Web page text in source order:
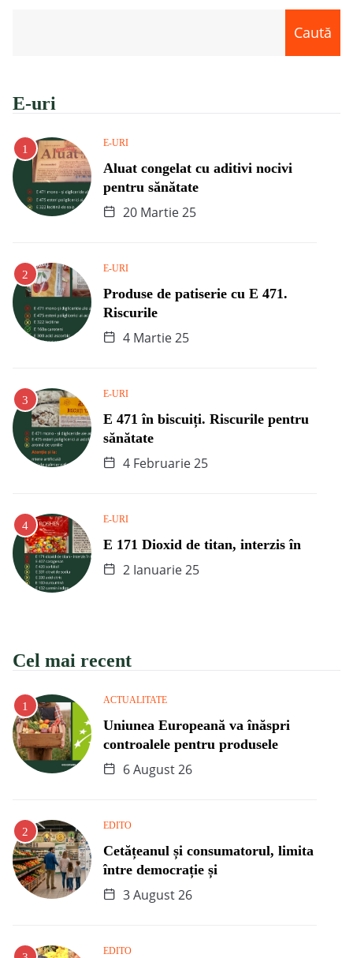
Caută
E-uri
E-URI
Aluat congelat cu aditivi nocivi
pentru sănătate
20 Martie 25
E-URI
Produse de patiserie cu E 471.
Riscurile
4 Martie 25
E-URI
E 471 în biscuiți. Riscurile pentru
sănătate
4 Februarie 25
E-URI
E 171 Dioxid de titan, interzis în
2 Ianuarie 25
Cel mai recent
ACTUALITATE
Uniunea Europeană va înăspri
controalele pentru produsele
6 August 26
EDITO
Cetățeanul și consumatorul, limita
între democrație și
3 August 26
EDITO